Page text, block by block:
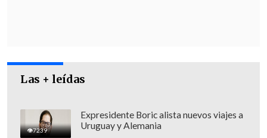
Las + leídas
7239
Expresidente Boric alista nuevos viajes a
Uruguay y Alemania